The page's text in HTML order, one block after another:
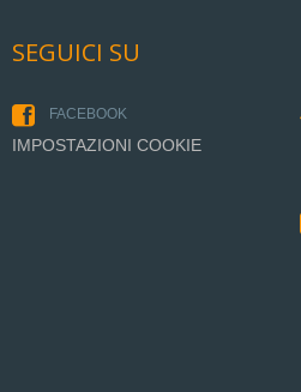
SEGUICI SU
FACEBOOK
IMPOSTAZIONI COOKIE